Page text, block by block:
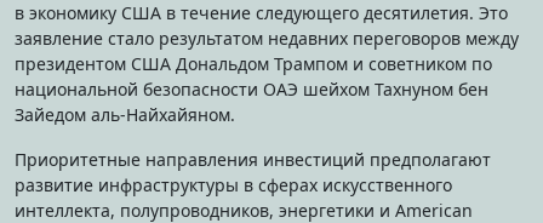
в экономику США в течение следующего десятилетия. Это
заявление стало результатом недавних переговоров между
президентом США Дональдом Трампом и советником по
национальной безопасности ОАЭ шейхом Тахнуном бен
Зайедом аль-Найхайяном.
Приоритетные направления инвестиций предполагают
развитие инфраструктуры в сферах искусственного
интеллекта, полупроводников, энергетики и American